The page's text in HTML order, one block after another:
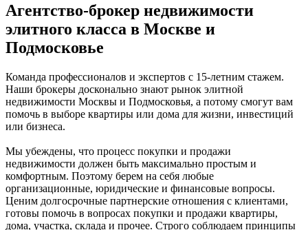
Агентство-брокер недвижимости
элитного класса в Москве и
Подмосковье
Команда профессионалов и экспертов с 15-летним стажем.
Наши брокеры досконально знают рынок элитной
недвижимости Москвы и Подмосковья, а потому смогут вам
помочь в выборе квартиры или дома для жизни, инвестиций
или бизнеса.
Мы убеждены, что процесс покупки и продажи
недвижимости должен быть максимально простым и
комфортным. Поэтому берем на себя любые
организационные, юридические и финансовые вопросы.
Ценим долгосрочные партнерские отношения с клиентами,
готовы помочь в вопросах покупки и продажи квартиры,
дома, участка, склада и прочее. Строго соблюдаем принципы